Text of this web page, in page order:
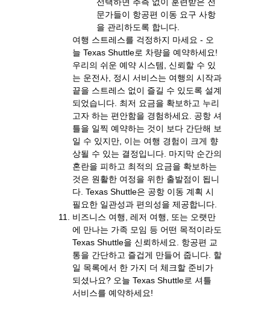
문가들이 항공편 이동 요구 사항
을 관리하도록 합니다.
여행 스트레스를 걱정하지 마세요 - 오
늘 Texas Shuttle로 차량을 예약하세요!
우리의 쉬운 예약 시스템, 신뢰할 수 있
는 운전사, 정시 서비스는 여행의 시작과
끝을 스트레스 없이 즐길 수 있도록 설계
되었습니다. 최저 요금을 확보하고 누리
고자 하는 편안함을 경험하세요. 공항 셔
틀을 일찍 예약하는 것이 보다 간단해 보
일 수 있지만, 이는 여행 경험이 크게 향
상될 수 있는 결정입니다. 마지막 순간의
혼란을 피하고 최적의 요금을 확보하는
것은 원활한 여정을 위한 출발점이 됩니
다. Texas Shuttle은 공항 이동 계획 시
필요한 일관성과 편의성을 제공합니다.
비즈니스 여행, 레저 여행, 또는 오랫만
에 만나는 가족 모임 등 어떤 목적이라도
Texas Shuttle을 신뢰하세요. 항공편 교
통을 간단하고 즐겁게 만들어 줍니다. 할
일 목록에서 한 가지 더 체크할 준비가
되셨나요? 오늘 Texas Shuttle로 셔틀
서비스를 예약하세요!